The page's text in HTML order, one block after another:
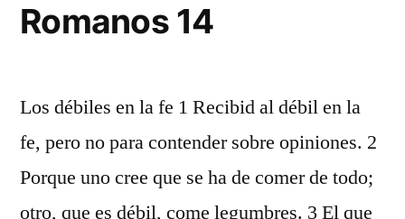
Romanos 14
Los débiles en la fe 1 Recibid al débil en la
fe, pero no para contender sobre opiniones. 2
Porque uno cree que se ha de comer de todo;
otro, que es débil, come legumbres. 3 El que